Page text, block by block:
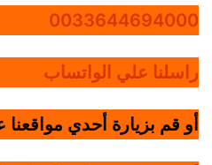
0033644694000
راسلنا علي الواتساب
أو قم بزيارة أحدي مواقعنا